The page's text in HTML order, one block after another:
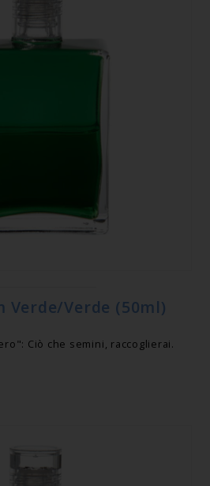
Verde/Verde (50ml)
Ciò che semini, raccoglierai.